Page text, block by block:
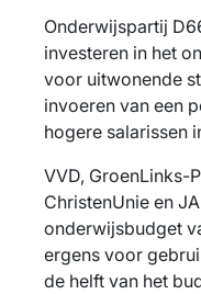
Onderwijspartij
investeren in het
voor uitwonende
invoeren van een
hogere salarissen
VVD, GroenLinks-
ChristenUnie en
onderwijsbudget
ergens voor
de helft van het